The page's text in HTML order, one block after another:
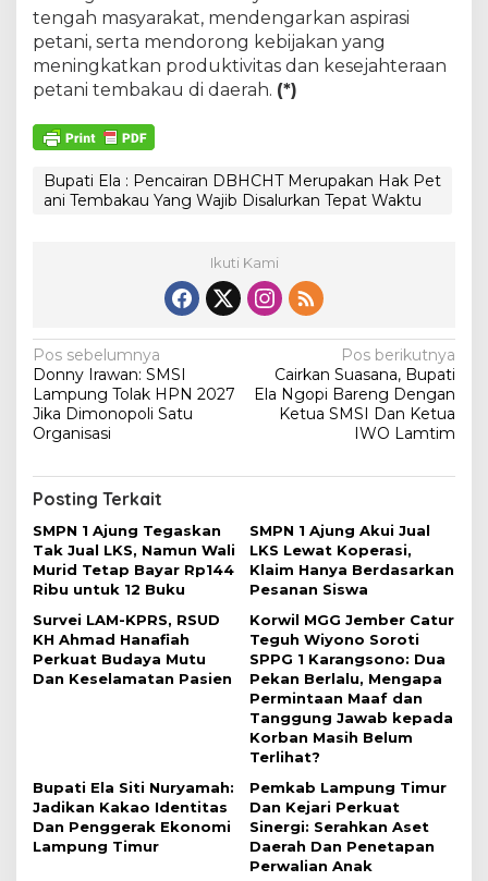
tengah masyarakat, mendengarkan aspirasi
petani, serta mendorong kebijakan yang
meningkatkan produktivitas dan kesejahteraan
petani tembakau di daerah. (*)
Bupati Ela : Pencairan DBHCHT Merupakan Hak Pet
ani Tembakau Yang Wajib Disalurkan Tepat Waktu
Ikuti Kami
N
a
v
g
a
s
i
p
o
s
Pos sebelumnya
Donny Irawan: SMSI
Lampung Tolak HPN 2027
Jika Dimonopoli Satu
Organisasi
Pos berikutnya
Cairkan Suasana, Bupati
Ela Ngopi Bareng Dengan
Ketua SMSI Dan Ketua
IWO Lamtim
Posting Terkait
SMPN 1 Ajung Tegaskan
Tak Jual LKS, Namun Wali
Murid Tetap Bayar Rp144
Ribu untuk 12 Buku
SMPN 1 Ajung Akui Jual
LKS Lewat Koperasi,
Klaim Hanya Berdasarkan
Pesanan Siswa
Survei LAM-KPRS, RSUD
KH Ahmad Hanafiah
Perkuat Budaya Mutu
Dan Keselamatan Pasien
Korwil MGG Jember Catur
Teguh Wiyono Soroti
SPPG 1 Karangsono: Dua
Pekan Berlalu, Mengapa
Permintaan Maaf dan
Tanggung Jawab kepada
Korban Masih Belum
Terlihat?
Bupati Ela Siti Nuryamah:
Jadikan Kakao Identitas
Dan Penggerak Ekonomi
Lampung Timur
Pemkab Lampung Timur
Dan Kejari Perkuat
Sinergi: Serahkan Aset
Daerah Dan Penetapan
Perwalian Anak